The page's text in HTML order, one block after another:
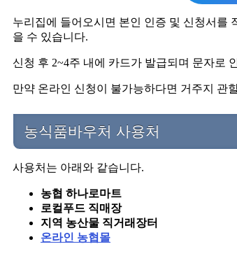
누리집에 들어오시면 본인 인증 및 신청서를
을 수 있습니다.
신청 후 2~4주 내에 카드가 발급되며 문자로
만약 온라인 신청이 불가능하다면 거주지 관
농식품바우처 사용처
사용처는 아래와 같습니다.
농협 하나로마트
로컬푸드 직매장
지역 농산물 직거래장터
온라인 농협몰